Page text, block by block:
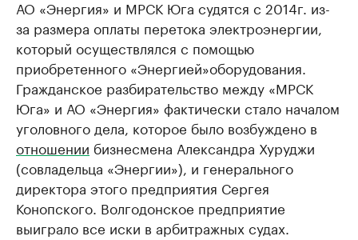
АО «Энергия» и МРСК Юга судятся с 2014г. из-
за размера оплаты перетока электроэнергии,
который осуществлялся с помощью
приобретенного «Энергией»оборудования.
Гражданское разбирательство между «МРСК
Юга» и АО «Энергия» фактически стало началом
уголовного дела, которое было возбуждено в
отношении бизнесмена Александра Хуруджи
(совладельца «Энергии»), и генерального
директора этого предприятия Сергея
Конопского. Волгодонское предприятие
выиграло все иски в арбитражных судах.